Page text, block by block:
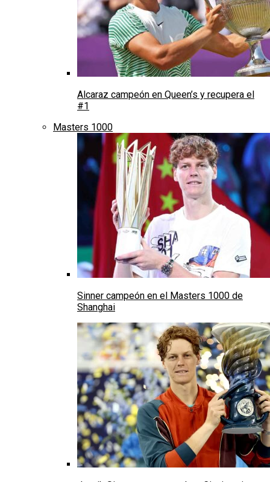
Alcaraz campeón en Queen’s y recupera el
#1
Masters 1000
Sinner campeón en el Masters 1000 de
Shanghai